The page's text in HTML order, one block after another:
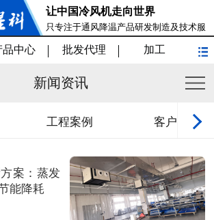
让中国冷风机走向世界
只专注于通风降温产品研发制造及技术服
务
品中心 批发代理 加工
新闻资讯
工程案例 客户见证
案：蒸发
能降耗